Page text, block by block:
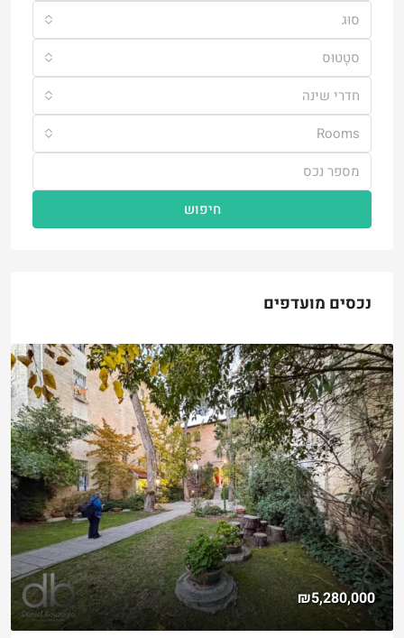
סוּג
סטָטוּס
חדרי שינה
Rooms
חיפוש
נכסים מועדפים
₪4,750,000